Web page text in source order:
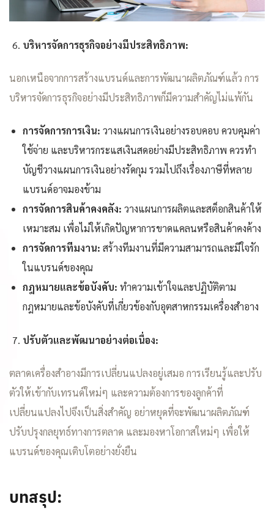
บริหารจัดการธุรกิจอย่างมีประสิทธิภาพ:
นอกเหนือจากการสร้างแบรนด์และการพัฒนาผลิตภัณฑ์แล้ว การ
บริหารจัดการธุรกิจอย่างมีประสิทธิภาพก็มีความสำคัญไม่แพ้กัน
การจัดการการเงิน: วางแผนการเงินอย่างรอบคอบ ควบคุมค่า
ใช้จ่าย และบริหารกระแสเงินสดอย่างมีประสิทธิภาพ ควรทำ
บัญชีวางแผนการเงินอย่างรัดกุม รวมไปถึงเรื่องภาษีที่หลาย
แบรนด์อาจมองข้าม
การจัดการสินค้าคงคลัง: วางแผนการผลิตและสต็อกสินค้าให้
เหมาะสม เพื่อไม่ให้เกิดปัญหาการขาดแคลนหรือสินค้าคงค้าง
การจัดการทีมงาน: สร้างทีมงานที่มีความสามารถและมีใจรัก
ในแบรนด์ของคุณ
กฎหมายและข้อบังคับ: ทำความเข้าใจและปฏิบัติตาม
กฎหมายและข้อบังคับที่เกี่ยวข้องกับอุตสาหกรรมเครื่องสำอาง
ปรับตัวและพัฒนาอย่างต่อเนื่อง:
ตลาดเครื่องสำอางมีการเปลี่ยนแปลงอยู่เสมอ การเรียนรู้และปรับ
ตัวให้เข้ากับเทรนด์ใหม่ๆ และความต้องการของลูกค้าที่
เปลี่ยนแปลงไปจึงเป็นสิ่งสำคัญ อย่าหยุดที่จะพัฒนาผลิตภัณฑ์
ปรับปรุงกลยุทธ์ทางการตลาด และมองหาโอกาสใหม่ๆ เพื่อให้
แบรนด์ของคุณเติบโตอย่างยั่งยืน
บทสรุป: